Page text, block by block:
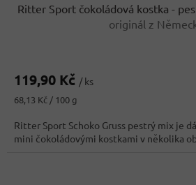
Ritter Sport čokoládová kostka -
originál z
produktu
3,9
z
5
hvězdiček.
119,90 Kč / ks
Měrná
68,13 Kč / 100 g
Ritter Sport Schoko Gruss pestrý mix je
mini čokoládovými kostkami v několika